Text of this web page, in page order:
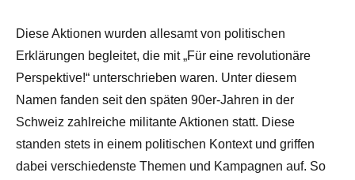
Diese Aktionen wurden allesamt von politischen
Erklärungen begleitet, die mit „Für eine revolutionäre
Perspektive!“ unterschrieben waren. Unter diesem
Namen fanden seit den späten 90er-Jahren in der
Schweiz zahlreiche militante Aktionen statt. Diese
standen stets in einem politischen Kontext und griffen
dabei verschiedenste Themen und Kampagnen auf. So